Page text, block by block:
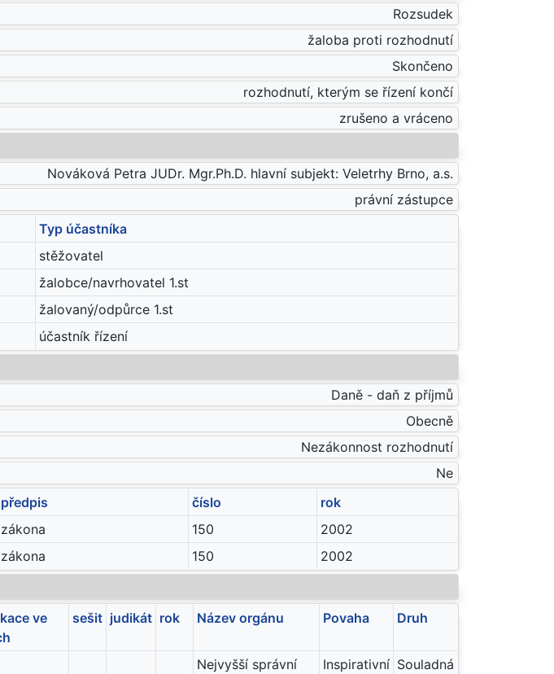
Rozsudek
žaloba proti rozhodnutí
Skončeno
rozhodnutí, kterým se řízení končí
zrušeno a vráceno
Nováková Petra JUDr. Mgr.Ph.D. hlavní subjekt: Veletrhy Brno, a.s.
právní zástupce
Typ účastníka
stěžovatel
žalobce/navrhovatel 1.st
žalovaný/odpůrce 1.st
účastník řízení
Daně - daň z příjmů
Obecně
Nezákonnost rozhodnutí
Ne
předpis číslo
rok
zákona 150
2002
zákona 150
2002
ve
sešit judikát rok Název orgánu Povaha Druh
Nejvyšší správní
Inspirativní Souladná